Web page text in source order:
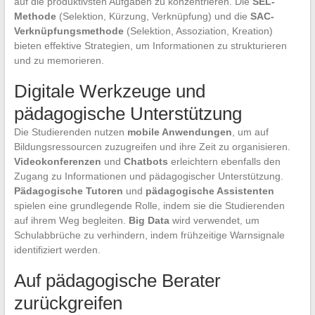
Methode(Selektion, Kürzung, Verknüpfung) und die SAC-
Verknüpfungsmethode(Selektion, Assoziation, Kreation)
bieten effektive Strategien, um Informationen zu strukturieren
und zu memorieren.
Digitale Werkzeuge und
pädagogische Unterstützung
Die Studierenden nutzen mobile Anwendungen, um auf
Bildungsressourcen zuzugreifen und ihre Zeit zu organisieren.
Videokonferenzen und Chatbots erleichtern ebenfalls den
Zugang zu Informationen und pädagogischer Unterstützung.
Pädagogische Tutoren und pädagogische Assistenten
spielen eine grundlegende Rolle, indem sie die Studierenden
auf ihrem Weg begleiten. Big Datawird verwendet, um
Schulabbrüche zu verhindern, indem frühzeitige Warnsignale
identifiziert werden.
Auf pädagogische Berater
zurückgreifen